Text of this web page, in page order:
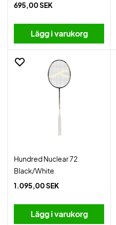
695,00 SEK
Lägg i varukorg
Hundred Nuclear 72
Black/White
1.095,00 SEK
Lägg i varukorg